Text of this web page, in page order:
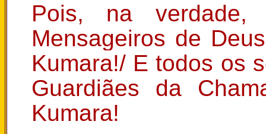
Pois, na
Mensageiros de
Kumara!/ E todos os
Guardiães da
Kumara!